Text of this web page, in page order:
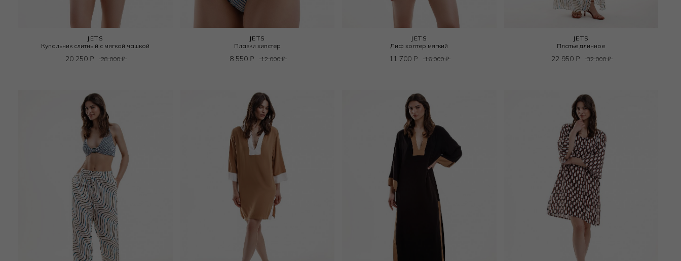
JETS
Купальник слитный с мягкой чашкой
20 250₽ 28 000₽
JETS
Плавки хипстер
8 550 ₽ 12 000₽
JETS
Лиф холтер мягкий
11 700₽ 16 000₽
JETS
Платье длинное
22 950 ₽ 32 000₽